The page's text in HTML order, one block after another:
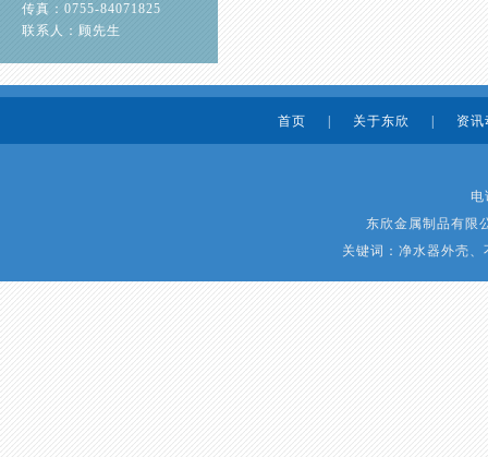
传真：0755-84071825
联系人：顾先生
首页 关于东欣 资讯
东欣金属制品有
关键词：净水器外壳